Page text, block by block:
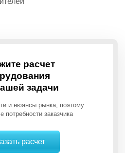
расчет
задачи
и нюансы рынка, поэтому
потребности заказчика
расчет